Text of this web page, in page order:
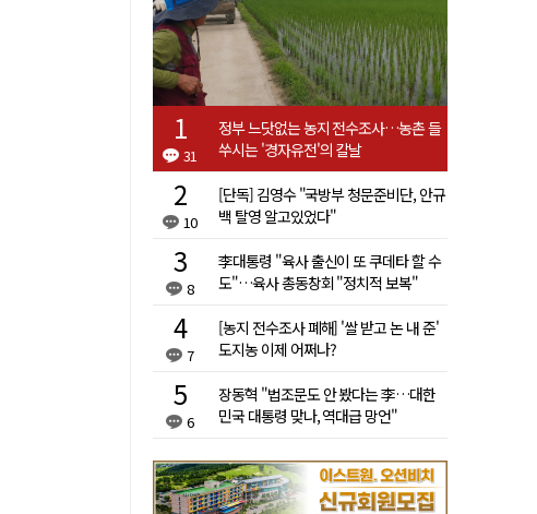
31
정부 느닷없는 농지 전수조사…농촌 들
쑤시는 '경자유전'의 칼날
10
[단독] 김영수 "국방부 청문준비단, 안규
백 탈영 알고있었다"
8
李대통령 "육사 출신이 또 쿠데타 할 수
도"…육사 총동창회 "정치적 보복"
7
[농지 전수조사 폐해] '쌀 받고 논 내 준'
도지농 이제 어쩌나?
6
장동혁 "법조문도 안 봤다는 李…대한
민국 대통령 맞나, 역대급 망언"